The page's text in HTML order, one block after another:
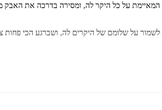
על כל היקר לה, ומסירה בדרכה את האבק
על שלומם של היקרים לה, ושברגע הכי פחות
העצמית הם ערך מוסף מהנה